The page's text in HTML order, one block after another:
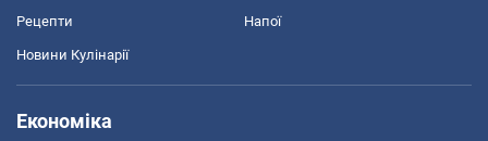
Рецепти Напої
Новини Кулінарії
Економіка